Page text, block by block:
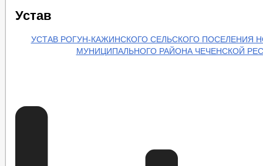
Устав
УСТАВ РОГУН-КАЖИНСКОГО СЕЛЬСКОГО ПОСЕЛЕНИЯ
МУНИЦИПАЛЬНОГО РАЙОНА ЧЕЧЕНСКОЙ